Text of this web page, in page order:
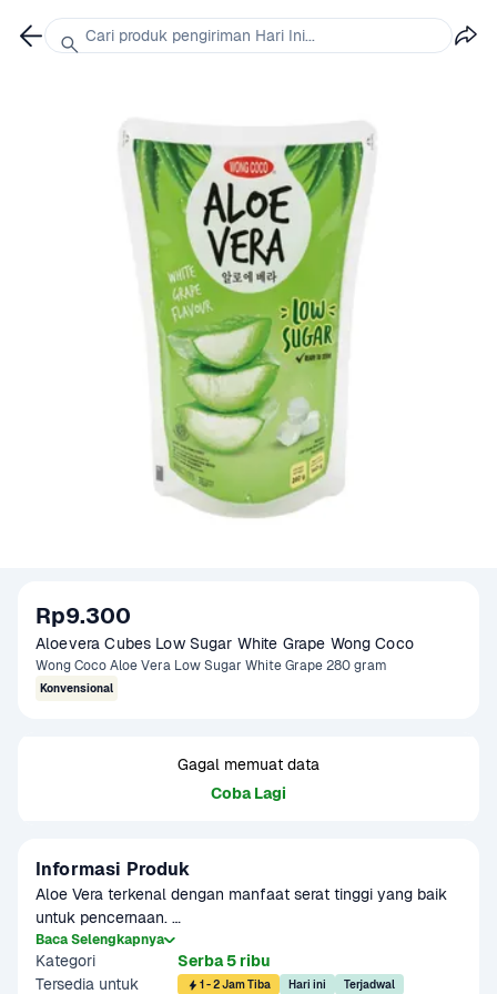
Rp9.300
Aloevera Cubes Low Sugar White Grape Wong Coco
Wong Coco Aloe Vera Low Sugar White Grape 280 gram
Konvensional
Gagal memuat data
Coba Lagi
Informasi Produk
Aloe Vera terkenal dengan manfaat serat tinggi yang baik
untuk pencernaan.
Kini Wong Coco telah menghadirkan Wong Coco Aloe Vera
LOW SUGAR dengan sensasi rasa white grape. Dibuat
dengan aloe vera dari perkebunan sendiri tanpa
Baca Selengkapnya
Kategori
Serba 5 ribu
Tersedia untuk
1 - 2 Jam Tiba Hari ini Terjadwal
Cari produk pengiriman Hari Ini...